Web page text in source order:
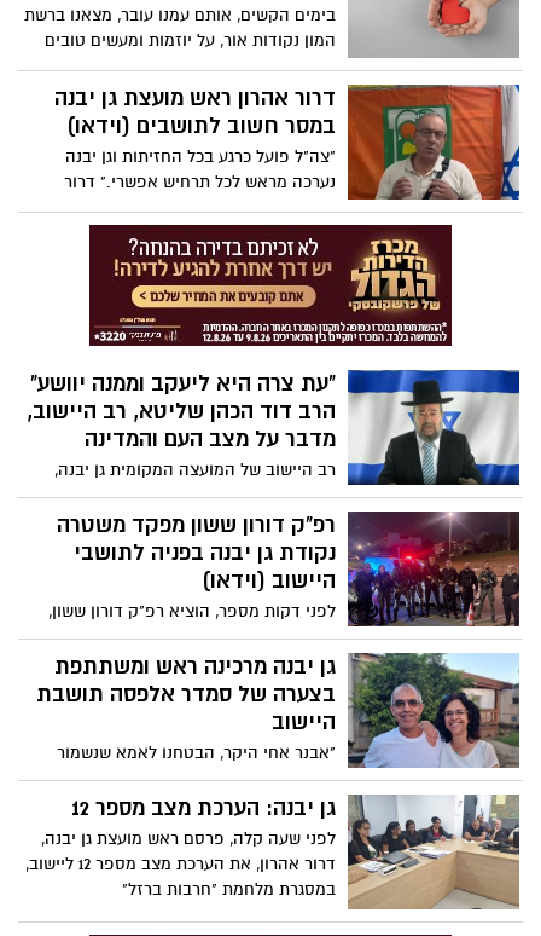
של פיקוד העורף"
בימים הקשים, אותם עמנו עובר, מצאנו ברשת
המון נקודות אור, על יוזמות ומעשים טובים
של אנשי קהילת גן יבנה המדהימים. אספנו
עבורכם חלק קטן, קמצוץ, על מנת לנסות
ולהעלות לכם חיוך ואולי גם קצת שמחה
דרור אהרון ראש מועצת גן יבנה
במסר חשוב לתושבים (וידאו)
"צה"ל פועל כרגע בכל החזיתות וגן יבנה
נערכה מראש לכל תרחיש אפשרי." דרור
אהרון, ראש מועצת גן יבנה, בעדכון על היום ה
"עת צרה היא ליעקב וממנה יוושע"
הרב דוד הכהן שליטא, רב היישוב,
מדבר על מצב העם והמדינה
רב היישוב של המועצה המקומית גן יבנה,
הרב דוד הכהן שליטא, פירסם סרטוני דרשות
ובהם מדבר, בין השאר, על איך קרה
שהחמאס פשט על עוטף עזה, ועל המלחמה
בצפון ובדרום. "עת צרה היא ליעקב וממנה
רפ"ק דורון ששון מפקד משטרה
נקודת גן יבנה בפניה לתושבי
היישוב (וידאו)
לפני דקות מספר, הוציא רפ"ק דורון ששון,
מפקד משטרה נקודת גן יבנה, סרטון בפנייה
לתושבי היישוב ומבקש לעדכן: "אנחנו פרוסים
בשטח 24/7, בניידות משטרה, בשיתוף פעולה
מלא עם הרשות ועם פיקוד העורף"
גן יבנה מרכינה ראש ומשתתפת
בצערה של סמדר אלפסה תושבת
היישוב
"אבנר אחי היקר, הבטחנו לאמא שנשמור
אחד על השנייה. ביום שבת 7.10 ההסכם הזה
הופר. הלב שלי שבור לרסיסים. לפחות
הספקתי לכתוב שאנחנו אוהבים אותכם.
עכשיו תבטיח לשמור עליי מלמעלה 💔" כך
כתבה סמדר אלפסה, תושבת גן יבנה, לאחיה
גן יבנה: הערכת מצב מספר 12
לפני שעה קלה, פרסם ראש מועצת גן יבנה,
דרור אהרון, את הערכת מצב מספר 12 ליישוב,
במסגרת מלחמת "חרבות ברזל"